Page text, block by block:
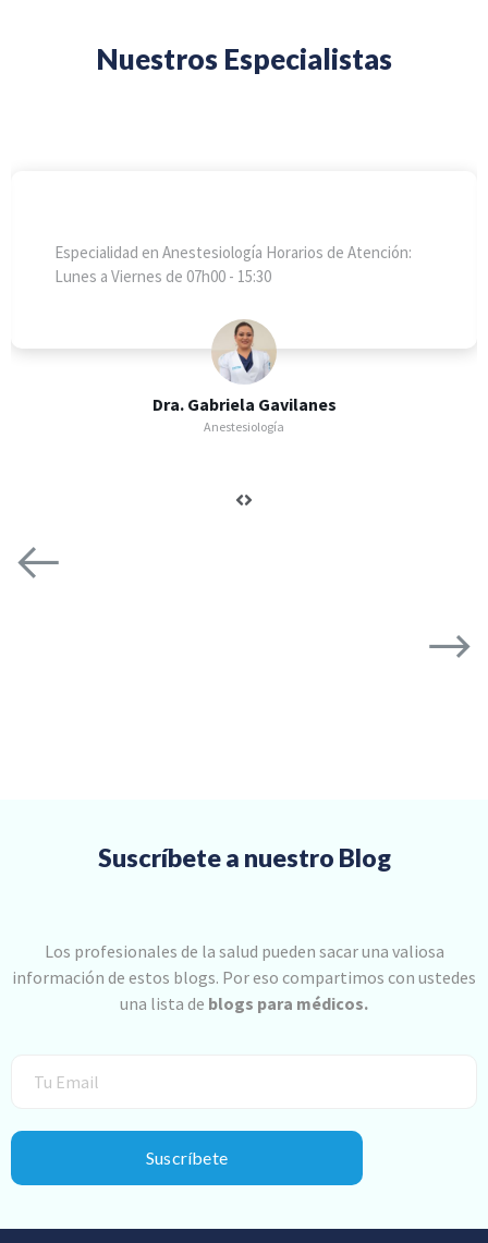
Nuestros Especialistas
Dra. Gabriela Gavilanes
Anestesiología
Especialidad en Anestesiología Horarios de Atención:
Lunes a Viernes de 07h00 - 15:30
Suscríbete a nuestro Blog
Los profesionales de la salud pueden sacar una valiosa
información de estos blogs. Por eso compartimos con ustedes
una lista de blogs para médicos.
Suscríbete